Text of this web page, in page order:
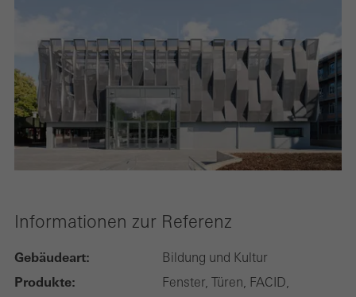
Informationen zur Referenz
Gebäudeart: Bildung und Kultur
Produkte:
Fenster, Türen, FACID,